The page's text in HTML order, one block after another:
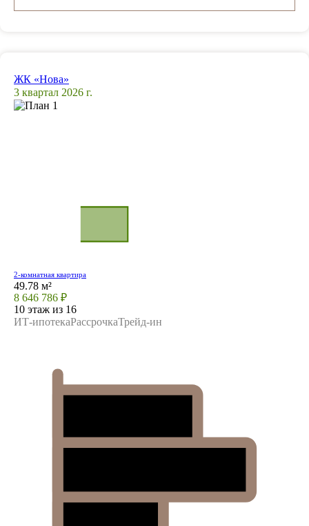
ЖК «Нова»
3 квартал 2026 г.
2-комнатная квартира
49.78 м²
8 646 786 ₽
10 этаж из 16
ИТ-ипотекаРассрочкаТрейд-ин